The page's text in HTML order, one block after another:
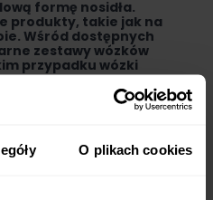
O plikach cookies
formę nosidła.
produkty, takie jak na
. Wśród dostępnych
zestawy wózków
przypadku wózki
są w ramę oraz
gondolę oraz siedzisko
uzupełniony dodatkowo o
siedzących dzieci.